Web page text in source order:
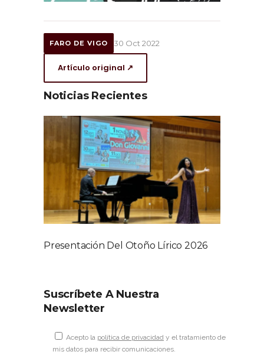
FARO DE VIGO 30 Oct 2022
Artículo original ↗
Noticias Recientes
Presentación Del Otoño Lírico 2026
Suscríbete A Nuestra
Newsletter
Acepto la política de privacidad y el tratamiento de
mis datos para recibir comunicaciones.